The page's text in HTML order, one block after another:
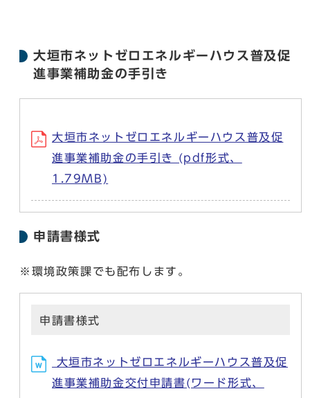
大垣市ネットゼロエネルギーハウス普及促
進事業補助金の手引き
大垣市ネットゼロエネルギーハウス普及促
進事業補助金の手引き (pdf形式、
1.79MB)
申請書様式
※環境政策課でも配布します。
申請書様式
大垣市ネットゼロエネルギーハウス普及促
進事業補助金交付申請書(ワード形式、